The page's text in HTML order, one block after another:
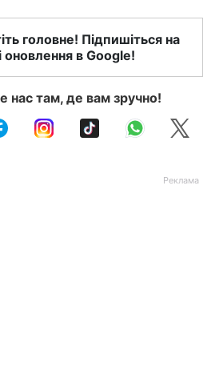
головне! Підпишіться на
оновлення в Google!
нас там, де вам зручно!